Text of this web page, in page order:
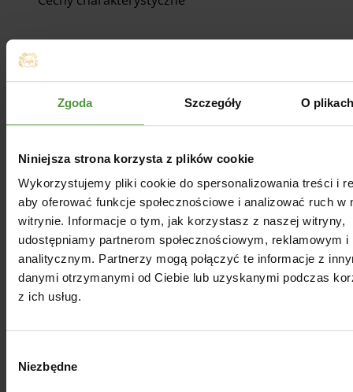
Zgoda Szczegóły O
Niniejsza strona korzysta z plików cookie
Wykorzystujemy pliki cookie do spersonalizowania treści i
aby oferować funkcje społecznościowe i analizować ruch w
witrynie. Informacje o tym, jak korzystasz z naszej witryny,
udostępniamy partnerom społecznościowym, reklamowym i
analitycznym. Partnerzy mogą połączyć te informacje z
danymi otrzymanymi od Ciebie lub uzyskanymi podczas
z ich usług.
zgody
Niezbędne
Dla Ciebie